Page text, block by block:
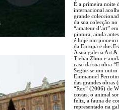
É a primeira noite
internacional
grande
da sua colecção
“amateur d’art”
pintura, ainda
é hoje um pioneiro
da Europa e dos
A sua galeria Art &
Tiehai Zhou e
caso da sua obra
Segue-se um
Emmanuel
das grandes obras
“Rex” (2006) de
costas; o animal
feliz, a fauna de
representado na